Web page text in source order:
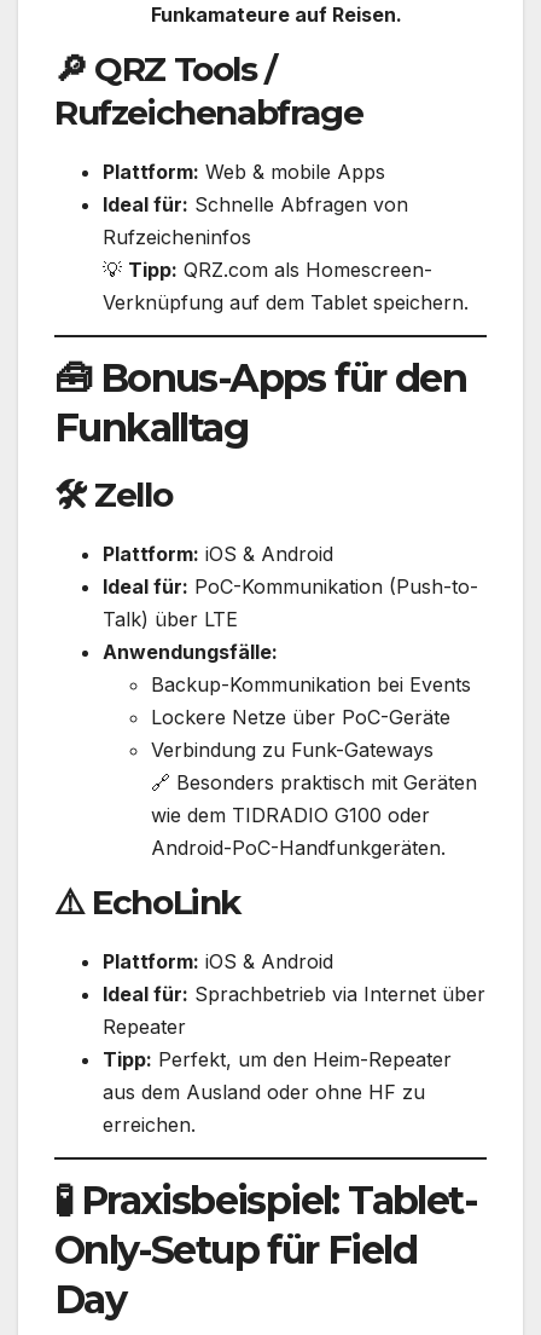
Funkamateure auf Reisen.
🔎 QRZ Tools /
Rufzeichenabfrage
Plattform: Web & mobile Apps
Ideal für: Schnelle Abfragen von
Rufzeicheninfos
💡 Tipp: QRZ.com als Homescreen-
Verknüpfung auf dem Tablet speichern.
🧰 Bonus-Apps für den
Funkalltag
🛠️Zello
Plattform: iOS & Android
Ideal für: PoC-Kommunikation (Push-to-
Talk) über LTE
Anwendungsfälle:
Backup-Kommunikation bei Events
Lockere Netze über PoC-Geräte
Verbindung zu Funk-Gateways
🔗 Besonders praktisch mit Geräten
wie dem TIDRADIO G100 oder
Android-PoC-Handfunkgeräten.
⚠️ EchoLink
Plattform: iOS & Android
Ideal für: Sprachbetrieb via Internet über
Repeater
Tipp: Perfekt, um den Heim-Repeater
aus dem Ausland oder ohne HF zu
erreichen.
🧪 Praxisbeispiel: Tablet-
Only-Setup für Field
Day